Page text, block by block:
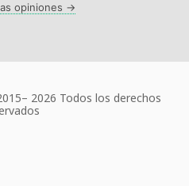
opiniones →
2026 Todos los derechos